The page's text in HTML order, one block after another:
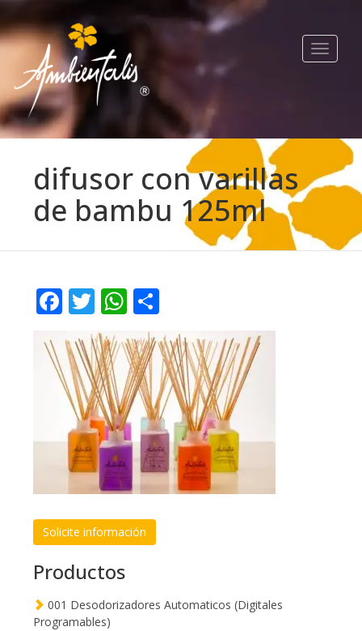
Toggle
difusor con varillas
de bambu 125ml
Facebook
TwitterWhatsApp
Solicite información
Productos
001 Desodorizadores Automaticos (Digitales
Programables)